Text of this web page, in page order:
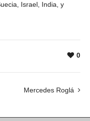
Israel, India, y
0
Mercedes Roglá